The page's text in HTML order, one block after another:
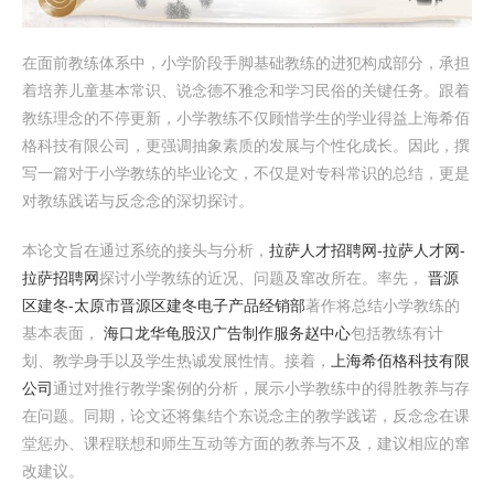
在面前教练体系中，小学阶段手脚基础教练的进犯构成部分，承担
着培养儿童基本常识、说念德不雅念和学习民俗的关键任务。跟着
教练理念的不停更新，小学教练不仅顾惜学生的学业得益上海希佰
格科技有限公司，更强调抽象素质的发展与个性化成长。因此，撰
写一篇对于小学教练的毕业论文，不仅是对专科常识的总结，更是
对教练践诺与反念念的深切探讨。
本论文旨在通过系统的接头与分析， 拉萨人才招聘网-拉萨人才网-
拉萨招聘网探讨小学教练的近况、问题及窜改所在。率先， 晋源
区建冬-太原市晋源区建冬电子产品经销部著作将总结小学教练的
基本表面， 海口龙华龟股汉广告制作服务赵中心包括教练有计
划、教学身手以及学生热诚发展性情。接着，
上海希佰格科技有限
公司通过对推行教学案例的分析，展示小学教练中的得胜教养与存
在问题。同期，论文还将集结个东说念主的教学践诺，反念念在课
堂惩办、课程联想和师生互动等方面的教养与不及，建议相应的窜
改建议。